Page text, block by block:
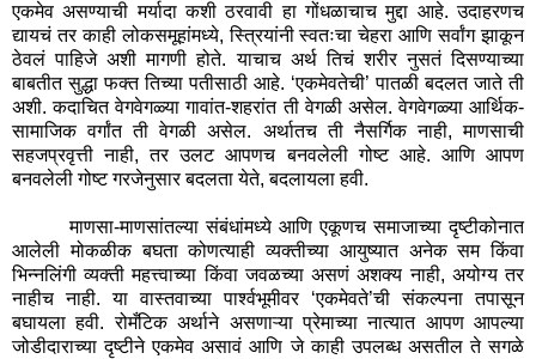
एकमेव असण्याची मर्यादा कशी ठरवावी हा गोंधळाचाच मुद्दा आहे. उदाहरणच
द्यायचं तर काही लोकसमूहांमध्ये, स्त्रियांनी स्वतःचा चेहरा आणि सर्वांग झाकून
ठेवलं पाहिजे अशी मागणी होते. याचाच अर्थ तिचं शरीर नुसतं दिसण्याच्या
बाबतीत सुद्धा फक्त तिच्या पतीसाठी आहे. ‘एकमेवतेची’ पातळी बदलत जाते ती
अशी. कदाचित वेगवेगळ्या गावांत-शहरांत ती वेगळी असेल. वेगवेगळ्या आर्थिक-
सामाजिक वर्गांत ती वेगळी असेल. अर्थातच ती नैसर्गिक नाही, माणसाची
सहजप्रवृत्ती नाही, तर उलट आपणच बनवलेली गोष्ट आहे. आणि आपण
बनवलेली गोष्ट गरजेनुसार बदलता येते, बदलायला हवी.
माणसा-माणसांतल्या संबंधांमध्ये आणि एकूणच समाजाच्या दृष्टीकोनात
आलेली मोकळीक बघता कोणत्याही व्यक्तीच्या आयुष्यात अनेक सम किंवा
भिन्नलिंगी व्यक्ती महत्त्वाच्या किंवा जवळच्या असणं अशक्य नाही, अयोग्य तर
नाहीच नाही. या वास्तवाच्या पार्श्वभूमीवर ‘एकमेवते’ची संकल्पना तपासून
बघायला हवी. रोमँटिक अर्थाने असणाऱ्या प्रेमाच्या नात्यात आपण आपल्या
जोडीदाराच्या दृष्टीने एकमेव असावं आणि जे काही उपलब्ध असतील ते सगळे